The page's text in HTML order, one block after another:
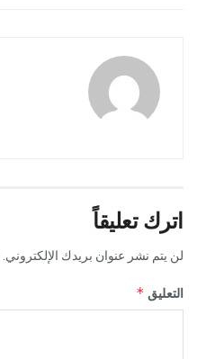
اترك تعليقاً
لن يتم نشر عنوان بريدك الإلكتروني.
التعليق *